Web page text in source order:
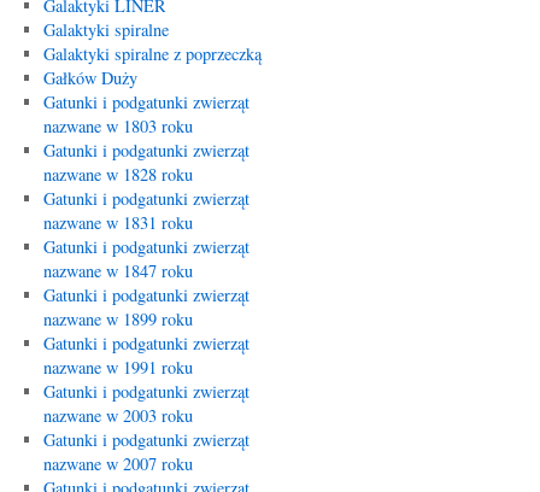
Galaktyki LINER
Galaktyki spiralne
Galaktyki spiralne z poprzeczką
Gałków Duży
Gatunki i podgatunki zwierząt
nazwane w 1803 roku
Gatunki i podgatunki zwierząt
nazwane w 1828 roku
Gatunki i podgatunki zwierząt
nazwane w 1831 roku
Gatunki i podgatunki zwierząt
nazwane w 1847 roku
Gatunki i podgatunki zwierząt
nazwane w 1899 roku
Gatunki i podgatunki zwierząt
nazwane w 1991 roku
Gatunki i podgatunki zwierząt
nazwane w 2003 roku
Gatunki i podgatunki zwierząt
nazwane w 2007 roku